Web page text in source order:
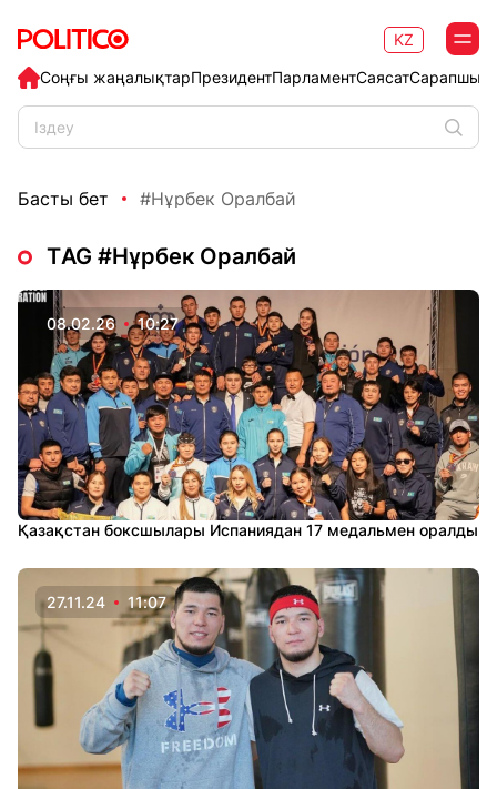
Соңғы жаңалықтарПрезидентПарламентСаясат
KZ
Басты бет #Нұрбек Оралбай
ТAG #Нұрбек Оралбай
08.02.26 10:27
Қазақстан боксшылары Испаниядан 17 медальмен оралды
27.11.24 11:07